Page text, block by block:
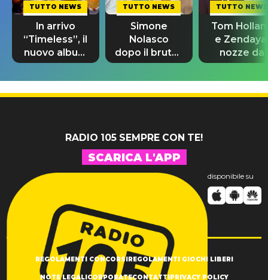
TUTTO NEWS
In arrivo
“Timeless”, il
nuovo album
di Prince con
10 brani
inediti
TUTTO NEWS
Simone
Nolasco
dopo il brutto
incidente:
"Sono così
grato alla
TUTTO NEWS
Tom
e
nozze da
580mila
sterline e
300
RADIO 105 SEMPRE CON TE!
SCARICA L'APP
disponibile su
REGOLAMENTI CONCORSIREGOLAMENTI GIOCHI LIBERI
NOTE LEGALICORPORATECONTATTIPRIVACY POLICY